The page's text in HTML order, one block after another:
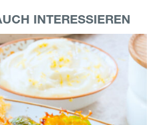
INTERESSIEREN